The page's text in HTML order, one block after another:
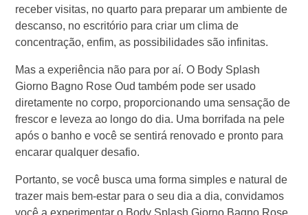
receber visitas, no quarto para preparar um ambiente de
descanso, no escritório para criar um clima de
concentração, enfim, as possibilidades são infinitas.
Mas a experiência não para por aí. O Body Splash
Giorno Bagno Rose Oud também pode ser usado
diretamente no corpo, proporcionando uma sensação de
frescor e leveza ao longo do dia. Uma borrifada na pele
após o banho e você se sentirá renovado e pronto para
encarar qualquer desafio.
Portanto, se você busca uma forma simples e natural de
trazer mais bem-estar para o seu dia a dia, convidamos